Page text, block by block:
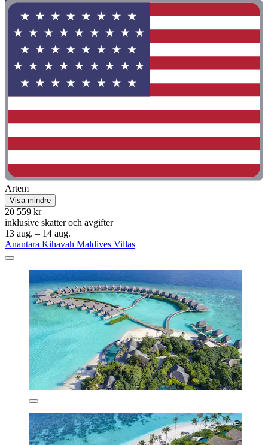
Artem
Visa mindre
20 559 kr
inklusive skatter och avgifter
13 aug. – 14 aug.
Anantara Kihavah Maldives Villas